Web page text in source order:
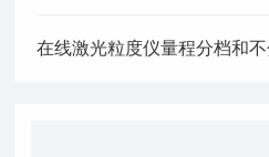
在线激光粒度仪量程分档和